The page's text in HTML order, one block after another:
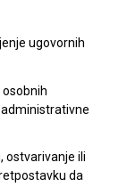
ugovornih
ostvarivanje ili
da